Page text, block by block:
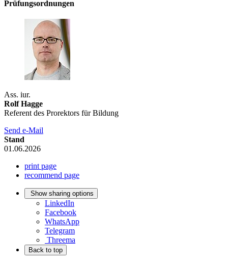
Prüfungsordnungen
Ass. iur.
Rolf Hagge
Referent des Prorektors für Bildung
Send e-Mail
Stand
01.06.2026
print page
recommend page
Show sharing options
LinkedIn
Facebook
WhatsApp
Telegram
Threema
Back to top